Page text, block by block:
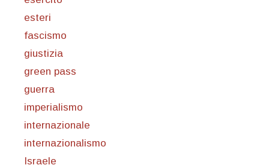
esteri
fascismo
giustizia
green pass
guerra
imperialismo
internazionale
internazionalismo
Israele